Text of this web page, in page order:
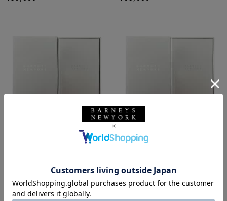
バーニーズ ニューヨーク カタロ
¥4,290
BARNEYS NEW YORK
バーニーズ ニューヨーク カタロ
ビー
¥6,490